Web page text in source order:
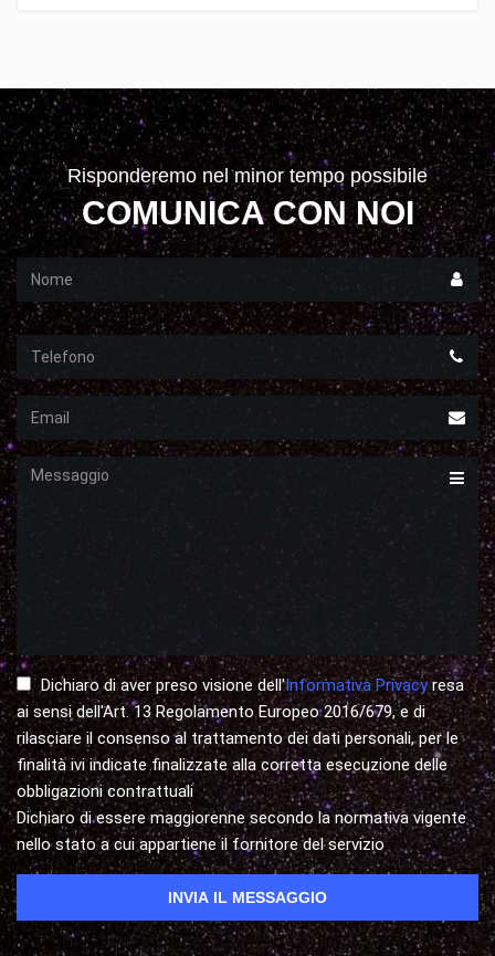
Risponderemo nel minor tempo possibile
COMUNICA CON NOI
Email
Messaggio
Dichiaro di aver preso visione dell'Informativa Privacyresa
ai sensi dell'Art. 13 Regolamento Europeo 2016/679, e di
rilasciare il consenso al trattamento dei dati personali, per le
finalità ivi indicate finalizzate alla corretta esecuzione delle
obbligazioni contrattuali
Dichiaro di essere maggiorenne secondo la normativa vigente
nello stato a cui appartiene il fornitore del servizio